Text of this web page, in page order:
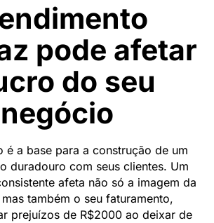
pode afetar
do seu
negócio
é a base para a construção de um
duradouro com seus clientes. Um
afeta não só a imagem da
também o seu faturamento,
prejuízos de R$2000 ao deixar de